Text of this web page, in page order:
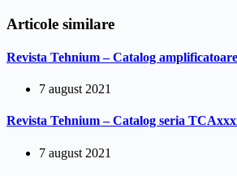
Articole similare
Revista Tehnium – Catalog
7 august 2021
Revista Tehnium – Catalog seria
7 august 2021